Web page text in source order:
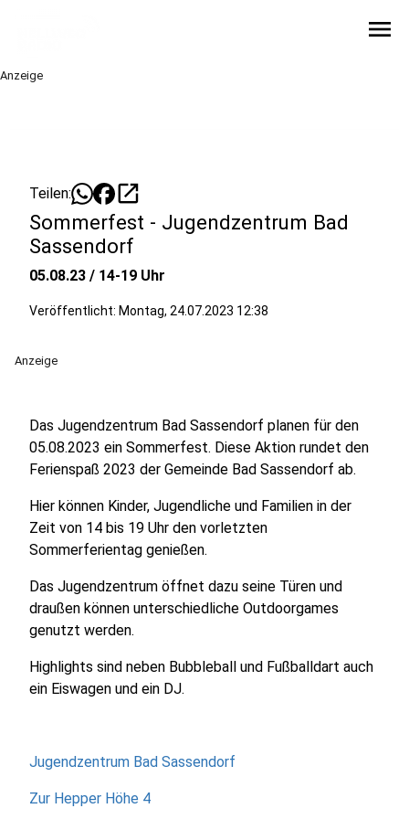
menu
Anzeige
Teilen: open_in_new
Sommerfest - Jugendzentrum Bad
Sassendorf
05.08.23 / 14-19 Uhr
Veröffentlicht: Montag, 24.07.2023 12:38
Anzeige
Das Jugendzentrum Bad Sassendorf planen für den
05.08.2023 ein Sommerfest. Diese Aktion rundet den
Ferienspaß 2023 der Gemeinde Bad Sassendorf ab.
Hier können Kinder, Jugendliche und Familien in der
Zeit von 14 bis 19 Uhr den vorletzten
Sommerferientag genießen.
Das Jugendzentrum öffnet dazu seine Türen und
draußen können unterschiedliche Outdoorgames
genutzt werden.
Highlights sind neben Bubbleball und Fußballdart auch
ein Eiswagen und ein DJ.
Jugendzentrum Bad Sassendorf
Zur Hepper Höhe 4